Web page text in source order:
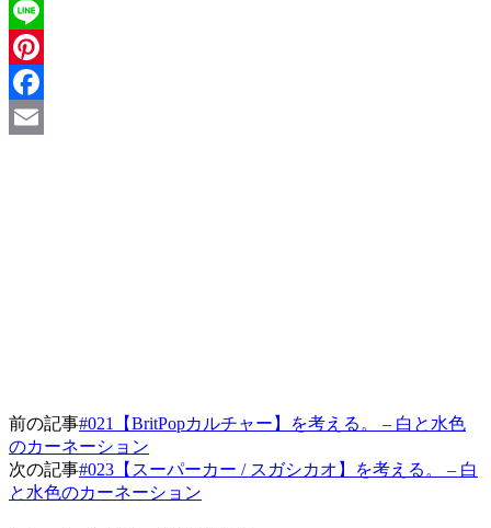
X
Line
Pinterest
Facebook
前の記事#021【BritPopカルチャー】を考える。 – 白と水色
のカーネーション
次の記事#023【スーパーカー / スガシカオ】を考える。 – 白
と水色のカーネーション